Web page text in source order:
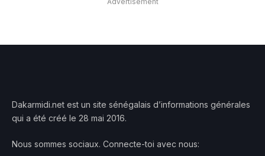
Dakarmidi.net est un site sénégalais d’informations générales
qui a été créé le 28 mai 2016.
Nous sommes sociaux. Connecte-toi avec nous: